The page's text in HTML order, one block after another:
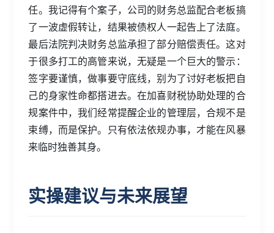
任。我记得有个案子，公司的财务总监配合老板搞
了一波虚假转让，结果被债权人一起告上了法庭。
最后法院判决财务总监承担了部分赔偿责任。这对
于很多打工的高管来说，无疑是一个巨大的警示：
签字要谨慎，做事要守底线，别为了讨好老板把自
己的身家性命都搭进去。在加喜财税协助处理的合
规案件中，我们经常提醒企业的管理层，合规不是
束缚，而是保护。只有依法依规办事，才能在风暴
来临时独善其身。
实操建议与未来展望